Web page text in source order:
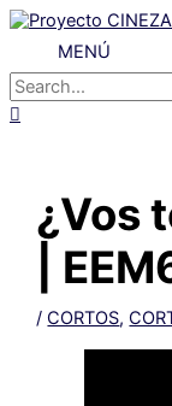
Ir
contenido
MENÚ
MENÚ
Buscar
por:
¿Vos
|
/CORTOS,